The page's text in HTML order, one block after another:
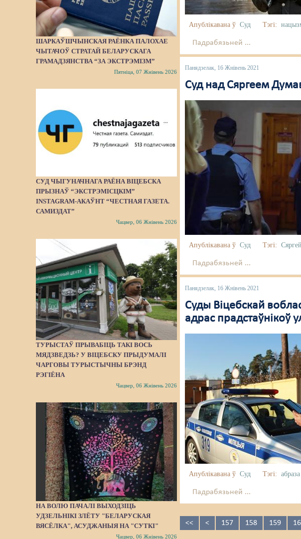
ШАРКАЎШЧЫНСКАЯ РАЁНКА ПАЛОХАЕ
ЧЫТАЧОЎ СТРАТАЙ БЕЛАРУСКАГА
ГРАМАДЗЯНСТВА “ЗА ЭКСТРЭМІЗМ”
Пятніца, 07 Жнівень 2026
СУД ЧЫГУНАЧНАГА РАЁНА ВІЦЕБСКА
ПРЫЗНАЎ “ЭКСТРЭМІСЦКІМ”
INSTAGRAM-АКАЎНТ “ЧЕСТНАЯ ГАЗЕТА.
САМИЗДАТ”
Чацвер, 06 Жнівень 2026
ТУРЫСТАЎ ПРЫВАБІЦЬ ТАКІ ВОСЬ
МЯДЗВЕДЗЬ? У ВІЦЕБСКУ ПРЫДУМАЛІ
ЧАРГОВЫ ТУРЫСТЫЧНЫ БРЭНД
РЭГІЁНА
Чацвер, 06 Жнівень 2026
НА ВОЛЮ ПАЧАЛІ ВЫХОДЗІЦЬ
УДЗЕЛЬНІКІ ЗЛЁТУ "БЕЛАРУСКАЯ
ВЯСЁЛКА", АСУДЖАНЫЯ НА "СУТКІ"
Чацвер, 06 Жнівень 2026
Апублікавана ў Суд Тэгі:
Падрабязьней ...
Панядзелак, 16 Жнівень 2021
Суд над Сяргеем
Апублікавана ў Суд Тэгі:
Падрабязьней ...
Панядзелак, 16 Жнівень 2021
Суды Віцебскай
адрас прадстаўнікоў
Апублікавана ў Суд Тэгі: абраза
Падрабязьней ...
<< < 157 158 159